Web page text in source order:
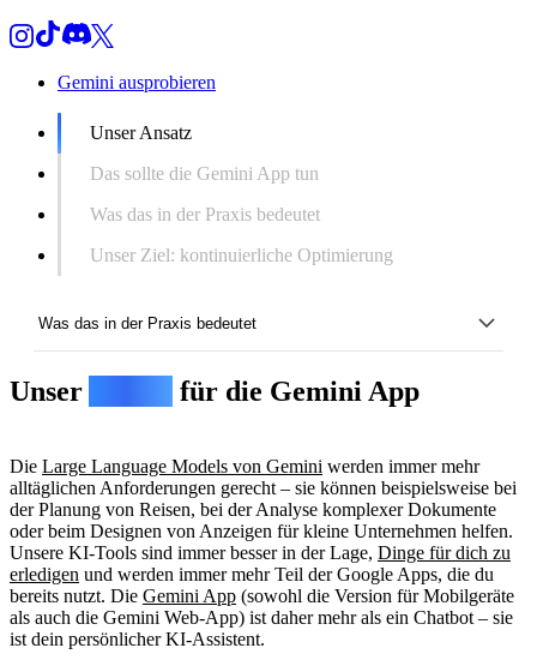
Gemini ausprobieren
Unser Ansatz
Das sollte die Gemini App tun
Was das in der Praxis bedeutet
Unser Ziel: kontinuierliche Optimierung
Was das in der Praxis bedeutet
Unser Ansatz
Was das in der Praxis bedeutet
Unser Ziel: kontinuierliche Optimierung
Unser für die Gemini App
Die Large Language Models von Gemini werden immer mehr
alltäglichen Anforderungen gerecht – sie können beispielsweise bei
der Planung von Reisen, bei der Analyse komplexer Dokumente
oder beim Designen von Anzeigen für kleine Unternehmen helfen.
Unsere KI-Tools sind immer besser in der Lage, Dinge für dich zu
erledigen und werden immer mehr Teil der Google Apps, die du
bereits nutzt. Die Gemini App (sowohl die Version für Mobilgeräte
als auch die Gemini Web-App) ist daher mehr als ein Chatbot – sie
ist dein persönlicher KI-Assistent.